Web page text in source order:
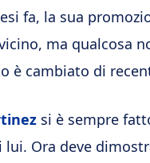
fa, la sua
ma qualcosa
è cambiato di
si è sempre
lui. Ora deve